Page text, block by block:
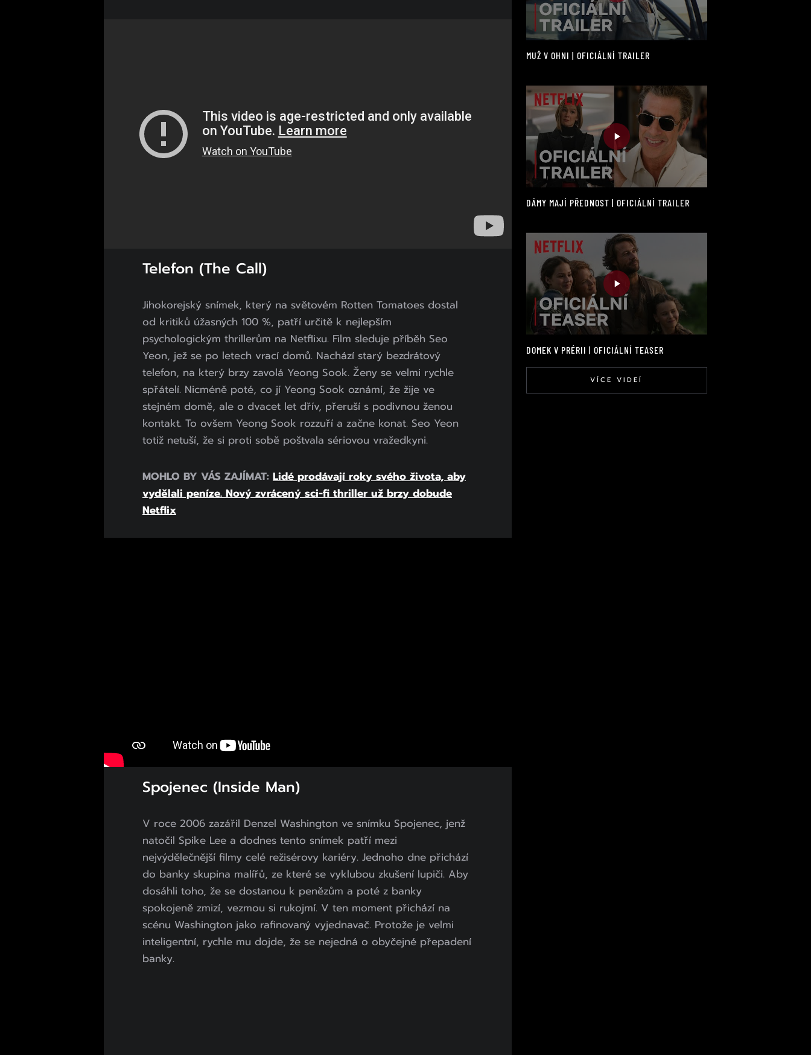
Telefon (The Call)
Jihokorejský snímek, který na světovém Rotten Tomatoes dostal
od kritiků úžasných 100 %, patří určitě k nejlepším
psychologickým thrillerům na Netflixu. Film sleduje příběh Seo
Yeon, jež se po letech vrací domů. Nachází starý bezdrátový
telefon, na který brzy zavolá Yeong Sook. Ženy se velmi rychle
spřátelí. Nicméně poté, co jí Yeong Sook oznámí, že žije ve
stejném domě, ale o dvacet let dřív, přeruší s podivnou ženou
kontakt. To ovšem Yeong Sook rozzuří a začne konat. Seo Yeon
totiž netuší, že si proti sobě poštvala sériovou vražedkyni.
MOHLO BY VÁS ZAJÍMAT: Lidé prodávají roky svého života, aby
vydělali peníze. Nový zvrácený sci-fi thriller už brzy dobude
Netflix
Spojenec (Inside Man)
V roce 2006 zazářil Denzel Washington ve snímku Spojenec, jenž
natočil Spike Lee a dodnes tento snímek patří mezi
nejvýdělečnější filmy celé režisérovy kariéry. Jednoho dne přichází
do banky skupina malířů, ze které se vyklubou zkušení lupiči. Aby
dosáhli toho, že se dostanou k penězům a poté z banky
spokojeně zmizí, vezmou si rukojmí. V ten moment přichází na
scénu Washington jako rafinovaný vyjednavač. Protože je velmi
inteligentní, rychle mu dojde, že se nejedná o obyčejné přepadení
banky.
MUŽ V OHNI | OFICIÁLNÍ TRAILER
DÁMY MAJÍ PŘEDNOST | OFICIÁLNÍ TRAILER
DOMEK V PRÉRII | OFICIÁLNÍ TEASER
VÍCE VIDEÍ